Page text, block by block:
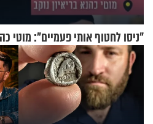
"ניסו לחטוף אותי פעמיים": מוטי